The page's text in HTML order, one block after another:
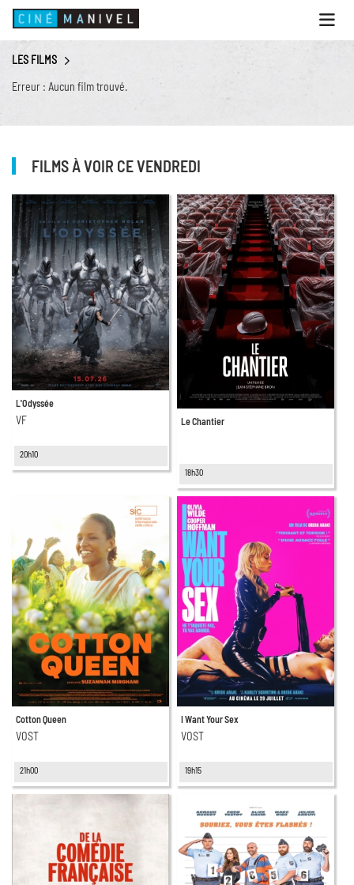
le
menu
ACCUEIL
PROGRAMME
ANIMATIONS
CINÉ CAFÉ | RESTAURANT
INFOS PRATIQUES
LES FILMS
Erreur : Aucun film trouvé.
FILMS À VOIR CE VENDREDI
L'Odyssée
VF
20h10
Le Chantier
18h30
Cotton Queen
VOST
21h00
I Want Your Sex
VOST
19h15